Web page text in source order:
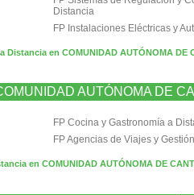
Distancia
FP Instalaciones Eléctricas y
Distancia en COMUNIDAD AUTÓNOMA DE
AUTÓNOMA DE
FP Cocina y Gastronomía a
FP Agencias de Viajes y
en COMUNIDAD AUTÓNOMA DE